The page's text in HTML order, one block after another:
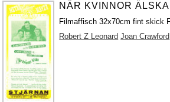
NÄR KVINNOR
Filmaffisch 32x70cm fint skick
Robert Z Leonard Joan Crawford